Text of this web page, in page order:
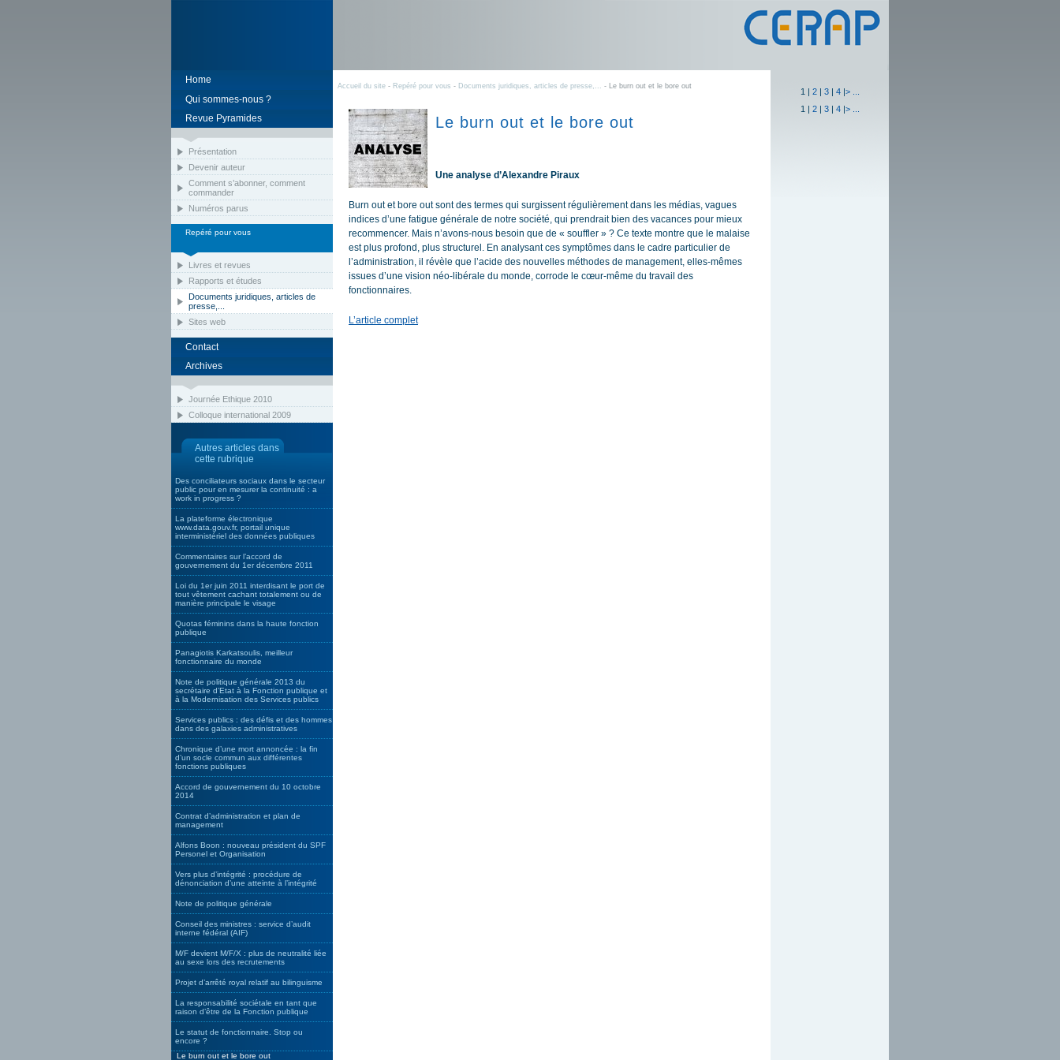
Home
Qui sommes-nous ?
Revue Pyramides
Présentation
Devenir auteur
Comment s’abonner, comment
commander
Numéros parus
Repéré pour vous
Livres et revues
Rapports et études
Documents juridiques, articles de
presse,...
Sites web
Contact
Archives
Journée Ethique 2010
Colloque international 2009
Autres articles dans
cette rubrique
Des conciliateurs sociaux dans le secteur
public pour en mesurer la continuité : a
work in progress ?
La plateforme électronique
www.data.gouv.fr, portail unique
interministériel des données publiques
Commentaires sur l’accord de
gouvernement du 1er décembre 2011
Loi du 1er juin 2011 interdisant le port de
tout vêtement cachant totalement ou de
manière principale le visage
Quotas féminins dans la haute fonction
publique
Panagiotis Karkatsoulis, meilleur
fonctionnaire du monde
Note de politique générale 2013 du
secrétaire d’Etat à la Fonction publique et
à la Modernisation des Services publics
Services publics : des défis et des hommes
dans des galaxies administratives
Chronique d’une mort annoncée : la fin
d’un socle commun aux différentes
fonctions publiques
Accord de gouvernement du 10 octobre
2014
Contrat d’administration et plan de
management
Alfons Boon : nouveau président du SPF
Personel et Organisation
Vers plus d’intégrité : procédure de
dénonciation d’une atteinte à l’intégrité
Note de politique générale
Conseil des ministres : service d’audit
interne fédéral (AIF)
M/F devient M/F/X : plus de neutralité liée
au sexe lors des recrutements
Projet d’arrêté royal relatif au bilinguisme
La responsabilité sociétale en tant que
raison d’être de la Fonction publique
Le statut de fonctionnaire. Stop ou
encore ?
Le burn out et le bore out
Accueil du site - Repéré pour vous - Documents juridiques, articles de presse,... - Le burn out et le bore out
Le burn out et le bore out
Une analyse d’Alexandre Piraux
Burn out et bore out sont des termes qui surgissent régulièrement dans les médias, vagues
indices d’une fatigue générale de notre société, qui prendrait bien des vacances pour mieux
recommencer. Mais n’avons-nous besoin que de « souffler » ? Ce texte montre que le malaise
est plus profond, plus structurel. En analysant ces symptômes dans le cadre particulier de
l’administration, il révèle que l’acide des nouvelles méthodes de management, elles-mêmes
issues d’une vision néo-libérale du monde, corrode le cœur-même du travail des
fonctionnaires.
L’article complet
1 | 2| 3| 4|>
1 | 2| 3| 4|>